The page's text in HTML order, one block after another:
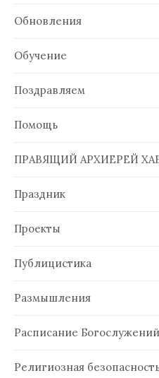
Обновления
Обучение
Поздравляем
Помощь
ПРАВЯЩИЙ АРХИЕРЕЙ
Праздник
Проекты
Публицистика
Размышления
Расписание Богослужений
Религиозная